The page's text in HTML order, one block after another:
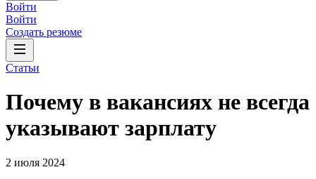
Войти
Войти
Создать резюме
Статьи
Почему в вакансиях не всегда
указывают зарплату
2 июля 2024